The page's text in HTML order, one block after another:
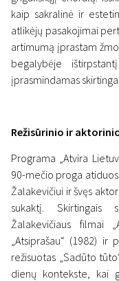
kaip sakralinė ir
atlikėjų pasakojimai
artimumą įprastam
begalybėje
įprasmindamas
Režisūrinio ir
Programa „Atvira
90-mečio proga
Žalakevičiui ir švęs
sukaktį. Skirtingais
Žalakevičiaus filmai
„Atsiprašau“ (1982) ir
režisuotas „Sadūto
dienų kontekste, kai